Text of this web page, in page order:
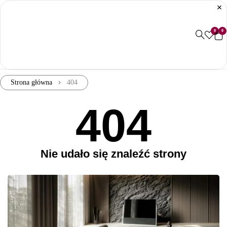
0 0
Strona główna 404
404
Nie udało się znaleźć strony